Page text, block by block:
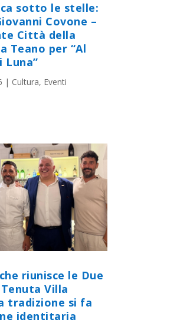
sotto le stelle:
Covone –
Città della
Teano per “Al
Luna”
| Cultura, Eventi
riunisce le Due
Villa
tradizione si fa
identitaria